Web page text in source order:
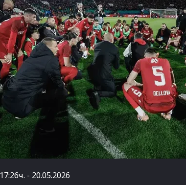
17:26ч. - 20.05.2026